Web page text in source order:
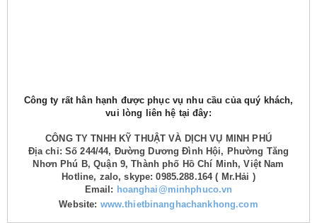
Công ty rất hân hạnh được phục vụ nhu cầu của quý khách,
vui lòng liên hệ tại đây:
CÔNG TY TNHH KỸ THUẬT VÀ DỊCH VỤ MINH PHÚ
Địa chỉ: Số 244/44, Đường Dương Đình Hội, Phường Tăng
Nhơn Phú B, Quận 9, Thành phố Hồ Chí Minh, Việt Nam
Hotline, zalo, skype: 0985.288.164 ( Mr.Hải )
Email: hoanghai@minhphuco.vn
Website: www.thietbinanghachankhong.com